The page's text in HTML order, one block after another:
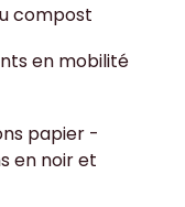
compost
en mobilité
papier -
en noir et